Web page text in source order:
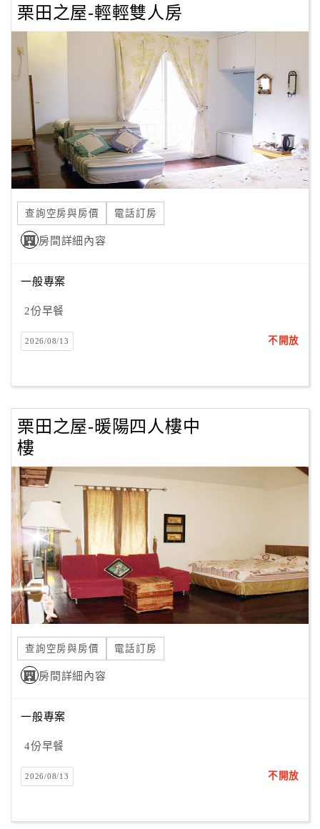
栗田之屋-輕輕雙人房
查詢空房與房價 電話訂房
房間詳細內容
一般專案
2份早餐
2026/08/13 不開放
栗田之屋-暖陽四人樓中
樓
查詢空房與房價 電話訂房
房間詳細內容
一般專案
4份早餐
2026/08/13 不開放